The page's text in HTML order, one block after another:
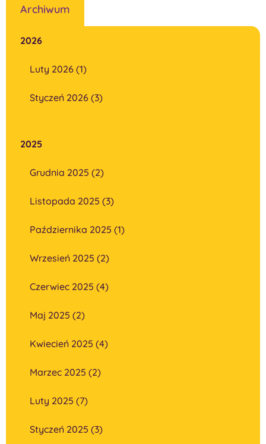
Archiwum
2026
Luty 2026 (1)
Styczeń 2026 (3)
2025
Grudnia 2025 (2)
Listopada 2025 (3)
Października 2025 (1)
Wrzesień 2025 (2)
Czerwiec 2025 (4)
Maj 2025 (2)
Kwiecień 2025 (4)
Marzec 2025 (2)
Luty 2025 (7)
Styczeń 2025 (3)